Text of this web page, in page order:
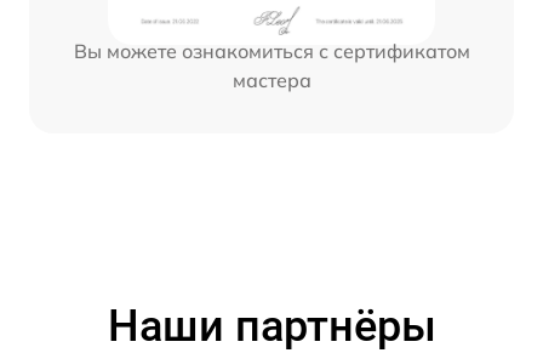
Вы можете ознакомиться с сертификатом
мастера
Наши партнёры